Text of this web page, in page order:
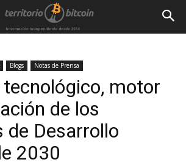
Blogs Notas de Prensa
motor
de los
de Desarrollo
2030